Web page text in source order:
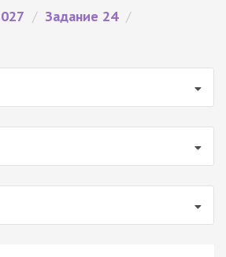
/ Задание 24 /